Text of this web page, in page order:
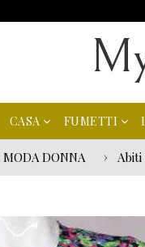
CASA FUMETTI
MODA DONNA Abiti